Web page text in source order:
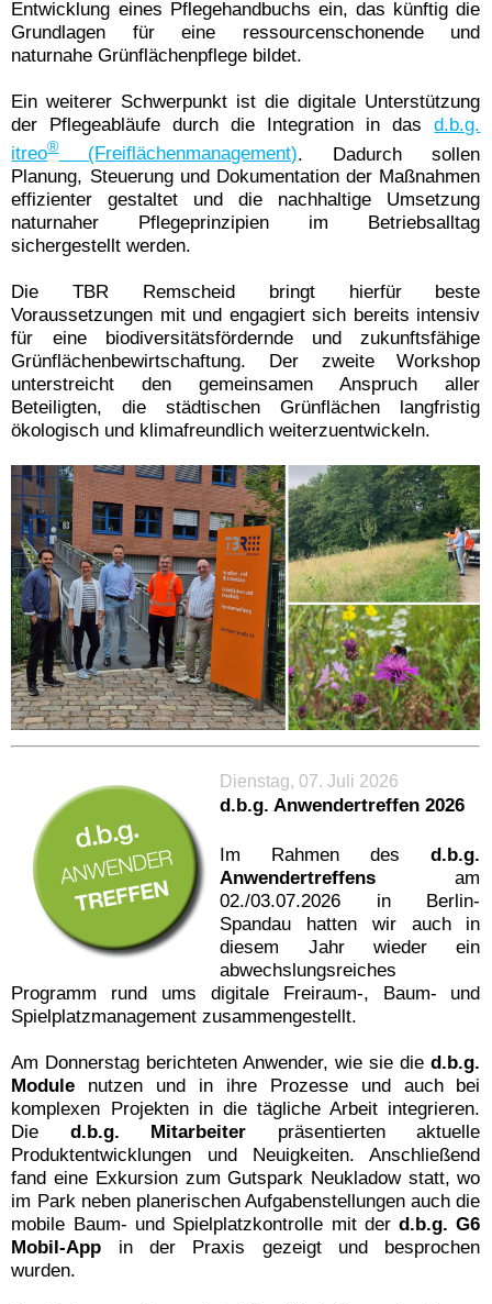
Entwicklung eines Pflegehandbuchs ein, das künftig die
Grundlagen für eine ressourcenschonende und
naturnahe Grünflächenpflege bildet.
Ein weiterer Schwerpunkt ist die digitale Unterstützung
der Pflegeabläufe durch die Integration in dasd.b.g.
itreo®(Freiflächenmanagement). Dadurch sollen
Planung, Steuerung und Dokumentation der Maßnahmen
effizienter gestaltet und die nachhaltige Umsetzung
naturnaher Pflegeprinzipien im Betriebsalltag
sichergestellt werden.
Die TBR Remscheid bringt hierfür beste
Voraussetzungen mit und engagiert sich bereits intensiv
für eine biodiversitätsfördernde und zukunftsfähige
Grünflächenbewirtschaftung. Der zweite Workshop
unterstreicht den gemeinsamen Anspruch aller
Beteiligten, die städtischen Grünflächen langfristig
ökologisch und klimafreundlich weiterzuentwickeln.
Dienstag, 07. Juli 2026
d.b.g. Anwendertreffen 2026
Im Rahmen desd.b.g.
Anwendertreffens am
02./03.07.2026 in Berlin-
Spandau hatten wir auch in
diesem Jahr wieder ein
abwechslungsreiches
Programm rund ums digitale Freiraum-, Baum- und
Spielplatzmanagement zusammengestellt.
Am Donnerstag berichteten Anwender, wie sie died.b.g.
Module nutzen und in ihre Prozesse und auch bei
komplexen Projekten in die tägliche Arbeit integrieren.
Die d.b.g. Mitarbeiter präsentierten aktuelle
Produktentwicklungen und Neuigkeiten. Anschließend
fand eine Exkursion zum Gutspark Neukladow statt, wo
im Park neben planerischen Aufgabenstellungen auch die
mobile Baum- und Spielplatzkontrolle mit derd.b.g. G6
Mobil-App in der Praxis gezeigt und besprochen
wurden.